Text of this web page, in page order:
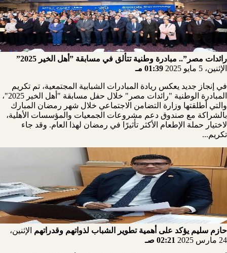
رائدات مصر”.. مبادرة وطنية تتألق في مسابقة ”أهل الخير 2025”
الإثنين، 5 مايو 2025
01:39 مـ
في إنجاز جديد يعكس ريادة المبادرات الشبابية المجتمعية، تم تكريم
المبادرة الوطنية "رائدات مصر" خلال حفل مسابقة "أهل الخير 2025"،
والتي أطلقتها وزارة التضامن الاجتماعي خلال شهر رمضان المبارك
بالشراكة مع صندوق دعم مشروعات الجمعيات والمؤسسات الأهلية،
لاختيار حملة الإطعام الأكثر تأثيرًا في رمضان لهذا العام. وقد جاء
تكريم...
حازم سليم يؤكد على أهمية تطوير الشباب لذواتهم وقدراتهم الإثنين،
24 مارس 2025
02:21 صـ